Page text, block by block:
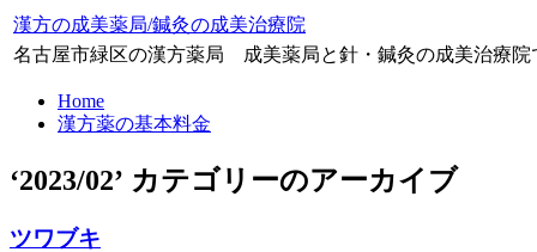
漢方の成美薬局/鍼灸の成美治療院
名古屋市緑区の漢方薬局 成美薬局と針・鍼灸の成美治療院
Home
漢方薬の基本料金
‘2023/02’ カテゴリーのアーカイブ
ツワブキ